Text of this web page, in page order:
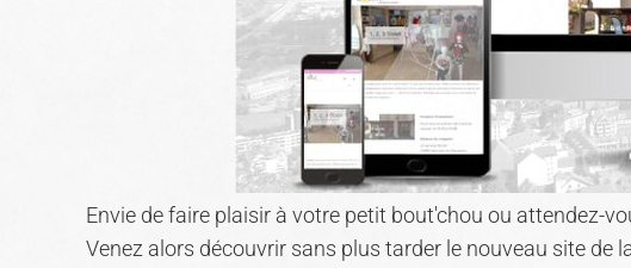
Envie de faire plaisir à votre petit bout'chou ou attendez-
Venez alors découvrir sans plus tarder le nouveau site de